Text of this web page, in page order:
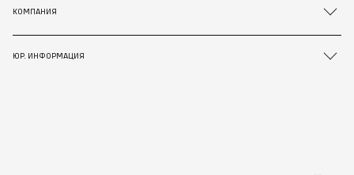
КОМПАНИЯ
ЮР. ИНФОРМАЦИЯ